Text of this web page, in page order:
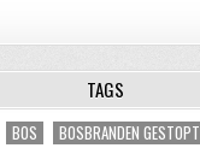
TAGS
BOS BOSBRANDEN GESTOPT